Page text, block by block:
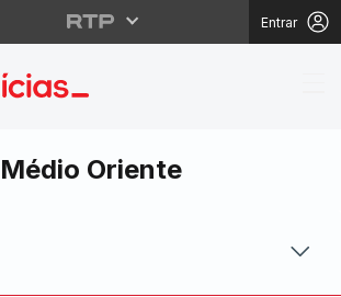
Entrar
Oriente